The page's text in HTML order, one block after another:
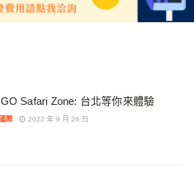
Safari Zone: 台北等你來體驗
際 2022 年 9 月 26 日